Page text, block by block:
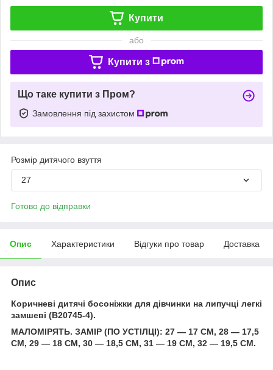
Купити
або
Купити з
Що таке купити з Пром?
Замовлення під захистом
Розмір дитячого взуття
27
Готово до відправки
Опис Характеристики Відгуки про товар Доставка
Опис
Коричневі дитячі босоніжки для дівчинки на липучці легкі
замшеві (B20745-4).
МАЛОМІРЯТЬ. ЗАМІР (ПО УСТІЛЦІ): 27 — 17 СМ, 28 — 17,5
СМ, 29 — 18 СМ, 30 — 18,5 СМ, 31 — 19 СМ, 32 — 19,5 СМ.